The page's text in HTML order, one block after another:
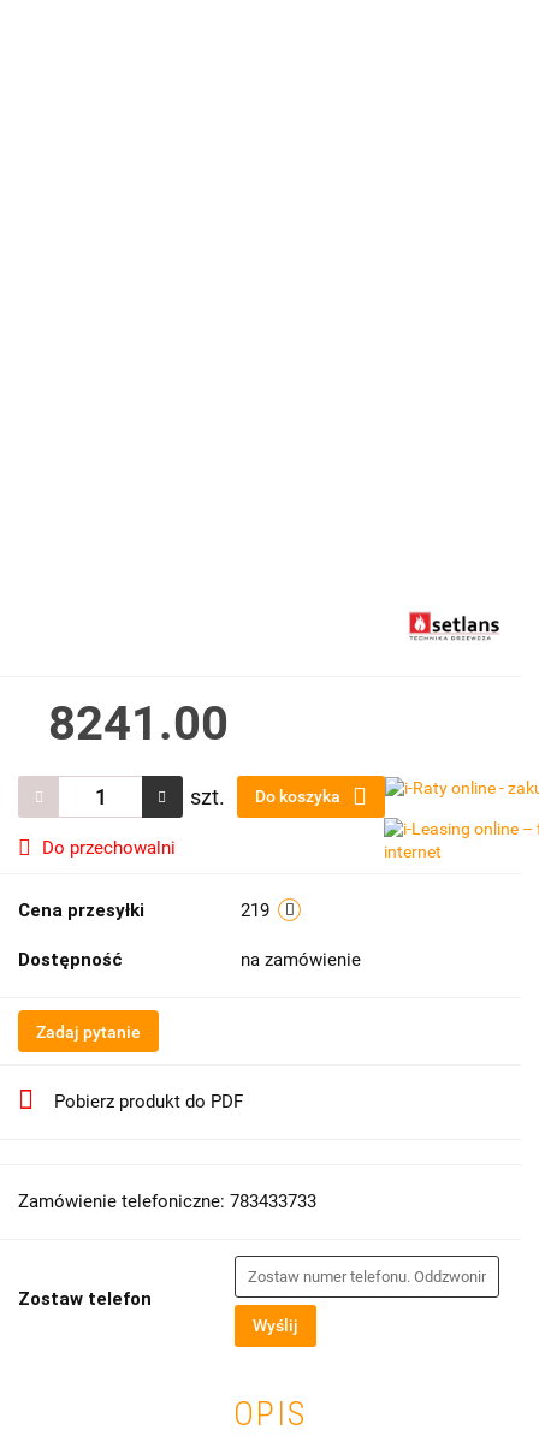
8241.00
szt. Do koszyka
Do przechowalni
Cena przesyłki 219
Dostępność na zamówienie
Zadaj pytanie
Pobierz produkt do PDF
Zamówienie telefoniczne: 783433733
Zostaw telefon
Wyślij
OPIS